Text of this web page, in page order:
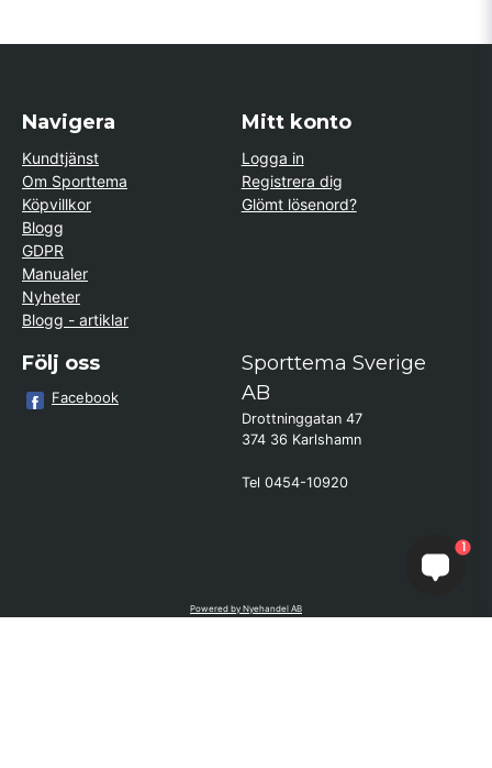
Navigera
Kundtjänst
Om Sporttema
Köpvillkor
Blogg
GDPR
Manualer
Nyheter
Blogg - artiklar
Mitt konto
Logga in
Registrera dig
Glömt lösenord?
Följ oss
Facebook
Sporttema Sverige
AB
Drottninggatan 47
374 36 Karlshamn
Tel 0454-10920
Powered by Nyehandel AB
1